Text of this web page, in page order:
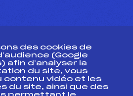
des cookies de
(Google
afin d’analyser la
du site, vous
contenu vidéo et les
du site, ainsi que des